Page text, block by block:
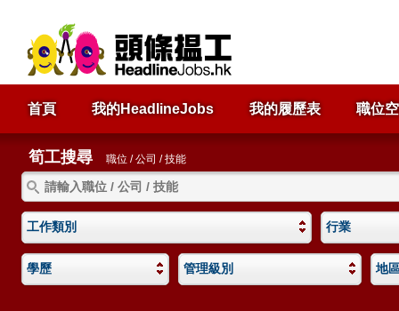
首頁 我的HeadlineJobs 我的履歷表 職位
筍工搜尋 職位 / 公司 / 技能
工作類別 行業
學歷 管理級別 地